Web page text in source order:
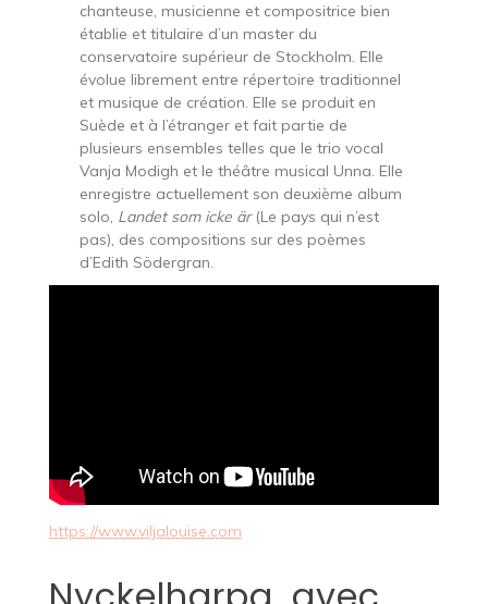
chanteuse, musicienne et compositrice bien
établie et titulaire d’un master du
conservatoire supérieur de Stockholm. Elle
évolue librement entre répertoire traditionnel
et musique de création. Elle se produit en
Suède et à l’étranger et fait partie de
plusieurs ensembles telles que le trio vocal
Vanja Modigh et le théâtre musical Unna. Elle
enregistre actuellement son deuxième album
solo, Landet som icke är(Le pays qui n’est
pas), des compositions sur des poèmes
d’Edith Södergran.
https://www.viljalouise.com